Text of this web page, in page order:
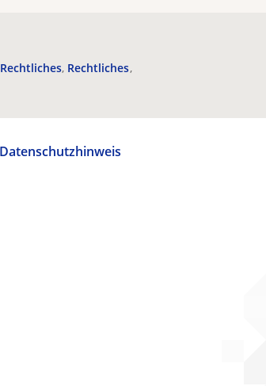
Rechtliches Rechtliches
Datenschutzhinweis